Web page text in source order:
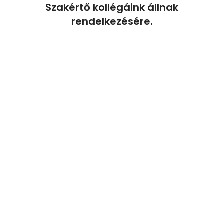
Szakértő kollégáink állnak
rendelkezésére.